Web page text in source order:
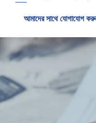
আমাদের সাথে যোগাযোগ